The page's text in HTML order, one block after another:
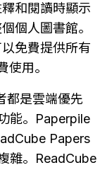
和閱讀時顯示
個人圖書館。
免費提供所有
用。
都是雲端優先
能。Paperpile
Papers
雜。ReadCube